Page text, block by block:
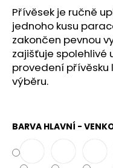
hvězdiček.
Přívěsek je ručně
jednoho kusu
zakončen pevnou
zajišťuje spolehlivé
provedení
výběru.
BARVA HLAVNÍ -
D
o
p
o
r
u
j
m